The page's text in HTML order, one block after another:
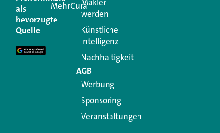
Ihre E-Mail-Adresse wird nicht veröffentlicht.
Erforderliche Felder sind mit
Kommentar
als
bevorzugte
Quelle
MehrCuraMakler
werden
Künstliche
Intelligenz
Nachhaltigkeit
AGB
Werbung
Sponsoring
Veranstaltungen